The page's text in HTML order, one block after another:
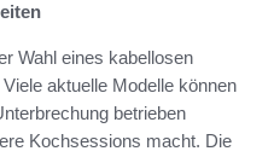
Wahl eines kabellosen
Viele aktuelle Modelle können
betrieben
Kochsessions macht. Die